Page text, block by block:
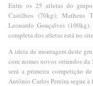
Entre os 25 atletas do
Castilhos (70kg); Matheus
Leonardo Gonçalves
completa dos atletas está no
A ideia de montagem deste
com nomes novos oriundos
será a primeira competição
Antônio Carlos Pereira segue